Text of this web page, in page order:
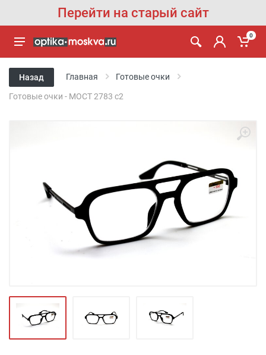
Перейти на старый сайт
0
Назад Главная Готовые очки
Готовые очки - MOCТ 2783 с2